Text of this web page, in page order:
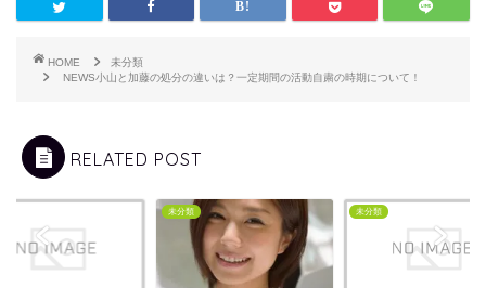
HOME
未分類
NEWS小山と加藤の処分の違いは？一定期間の活動自粛の時期について！
RELATED POST
未分類 未分類